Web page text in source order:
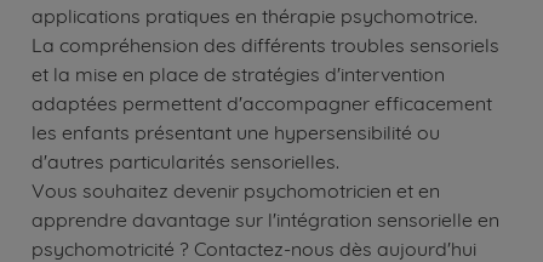
applications pratiques en thérapie psychomotrice.
La compréhension des différents troubles sensoriels
et la mise en place de stratégies d'intervention
adaptées permettent d'accompagner efficacement
les enfants présentant une hypersensibilité ou
d'autres particularités sensorielles.
Vous souhaitez devenir psychomotricien et en
apprendre davantage sur l'intégration sensorielle en
psychomotricité ? Contactez-nous dès aujourd'hui